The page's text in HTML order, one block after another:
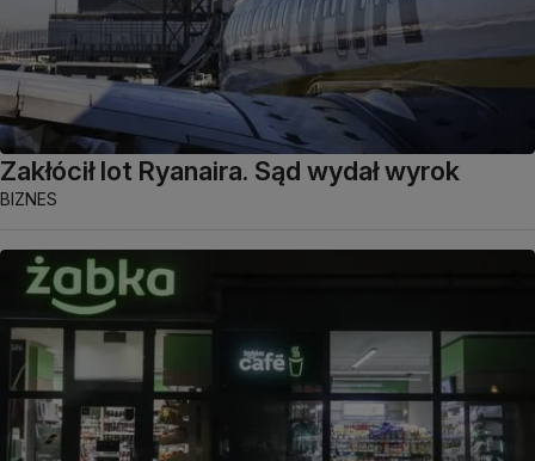
Zakłócił lot Ryanaira. Sąd wydał wyrok
BIZNES